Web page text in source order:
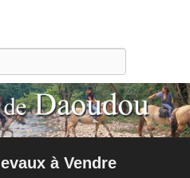
à Vendre